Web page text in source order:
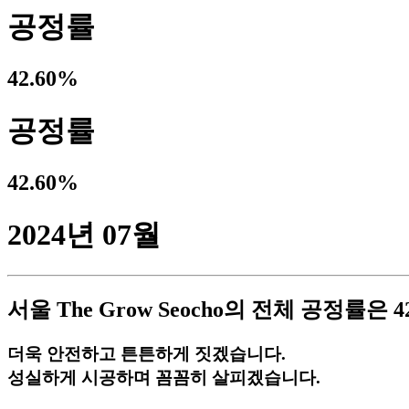
공정률
42.60%
공정률
42.60%
2024년 07월
서울 The Grow Seocho의 전체 공정률은
더욱 안전하고 튼튼하게 짓겠습니다.
성실하게 시공하며 꼼꼼히 살피겠습니다.